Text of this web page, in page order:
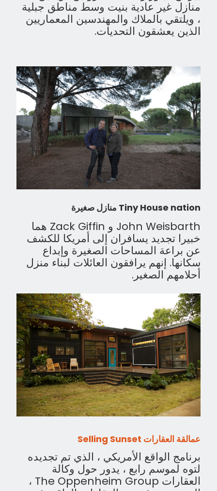
منازل غير عادية بنيت وسط مناطق جبلية
، ويلتقي بالملاك والمهندسين المعماريين
الذين يعشقون التحديات.
Tiny House nation منازل صغيرة
John Weisbarth و Zack Giffin هما
خبيرا تجديد يسافران إلى أمريكا للكشف
عن براعة المساحات الصغيرة وإبداع
سكانها. إنهم يرافقون العائلات لبناء منزل
أحلامهم الصغير.
عمالقة العقارات
برنامج الواقع الأمريكي ، الذي تم تجديده
لتوه لموسم رابع ، يدور حول وكالة
العقارات The Oppenheim Group ،